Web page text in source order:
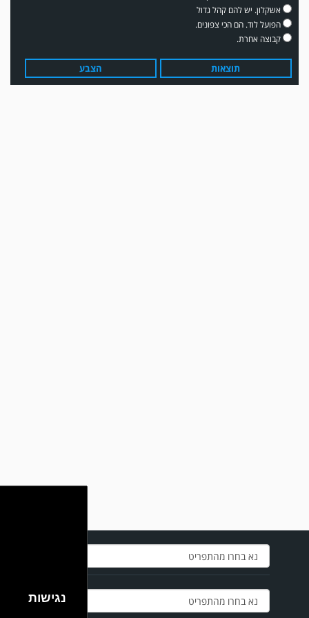
אשקלון. יש להם קהל גדול
הפועל לוד. הם הכי צפונים.
קבוצה אחרת.
תוצאות הצבע
נגישות